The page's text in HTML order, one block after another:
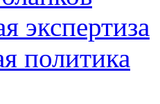
экспертиза
политика